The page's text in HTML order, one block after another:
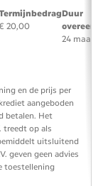
20,00
Duur
24
en de prijs per
aangeboden
betalen. Het
treedt op als
uitsluitend
geven geen advies
toestellening